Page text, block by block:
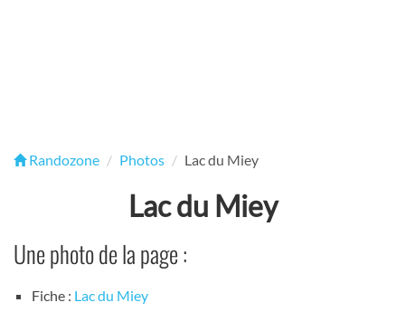
Randozone Photos Lac du Miey
Lac du Miey
Une photo de la page :
Fiche : Lac du Miey